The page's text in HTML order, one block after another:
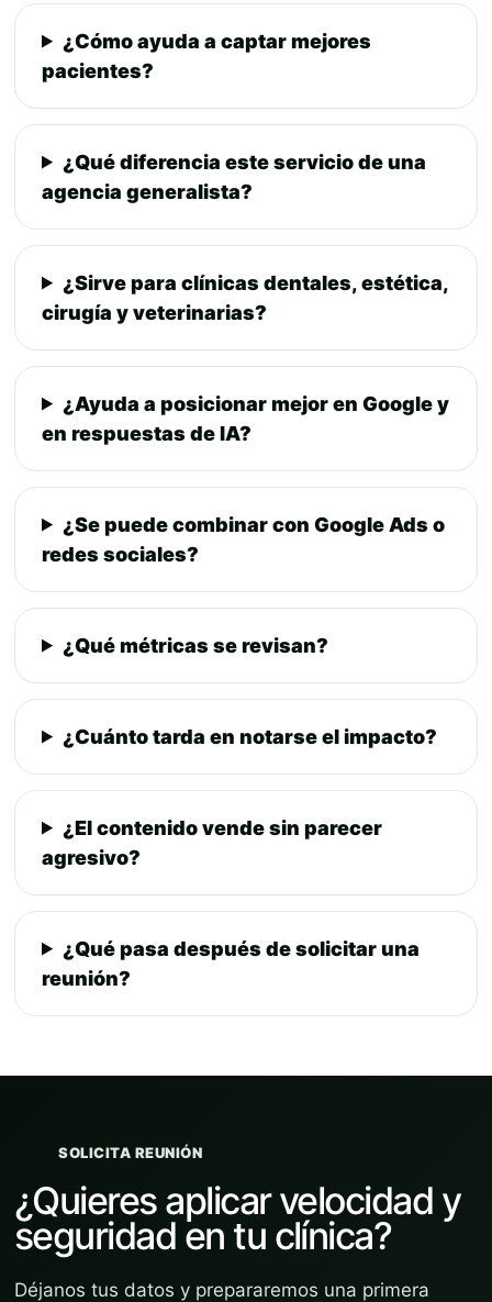
¿Cómo ayuda a captar mejores
pacientes?
¿Qué diferencia este servicio de una
agencia generalista?
¿Sirve para clínicas dentales, estética,
cirugía y veterinarias?
¿Ayuda a posicionar mejor en Google y
en respuestas de IA?
¿Se puede combinar con Google Ads o
redes sociales?
¿Qué métricas se revisan?
¿Cuánto tarda en notarse el impacto?
¿El contenido vende sin parecer
agresivo?
¿Qué pasa después de solicitar una
reunión?
SOLICITA REUNIÓN
¿Quieres aplicar velocidad y
seguridad en tu clínica?
Déjanos tus datos y prepararemos una primera